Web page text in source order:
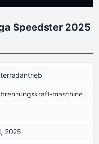
Speedster 2025
maschine
2025